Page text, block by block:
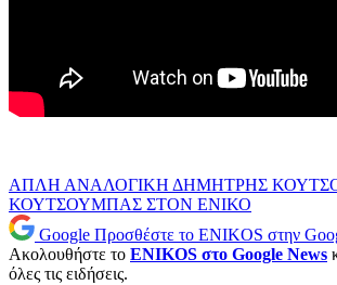
ΑΠΛΗ ΑΝΑΛΟΓΙΚΗ ΔΗΜΗΤΡΗΣ
ΚΟΥΤΣΟΥΜΠΑΣ ΣΤΟΝ ΕΝΙΚΟ
Google Προσθέστε το ENIKOS στην
Ακολουθήστε το ENIKOS στο Google News
όλες τις ειδήσεις.